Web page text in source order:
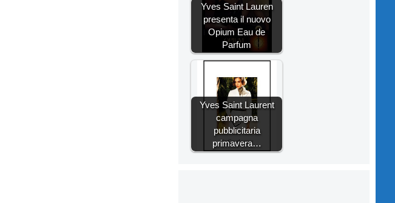
Yves Saint Lauren
presenta il nuovo
Opium Eau de
Parfum
Yves Saint Laurent
campagna
pubblicitaria
primavera…